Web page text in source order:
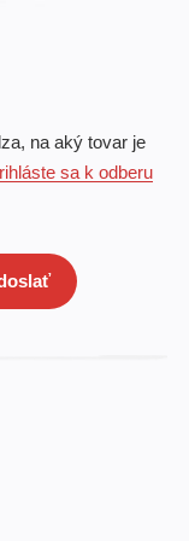
na aký tovar je
sa k odberu